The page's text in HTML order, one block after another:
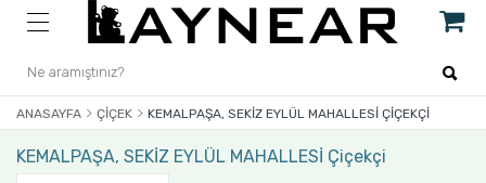
ANASAYFA ÇIÇEK KEMALPAŞA, SEKİZ EYLÜL MAHALLESİ ÇIÇEKÇI
KEMALPAŞA, SEKİZ EYLÜL MAHALLESİ Çiçekçi